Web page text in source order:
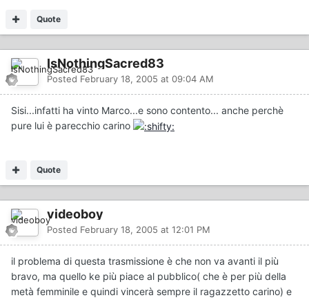
Quote
IsNothingSacred83
Posted February 18, 2005 at 09:04 AM
Sisi...infatti ha vinto Marco...e sono contento... anche perchè
pure lui è parecchio carino
Quote
videoboy
Posted February 18, 2005 at 12:01 PM
il problema di questa trasmissione è che non va avanti il più
bravo, ma quello ke più piace al pubblico( che è per più della
metà femminile e quindi vincerà sempre il ragazzetto carino) e